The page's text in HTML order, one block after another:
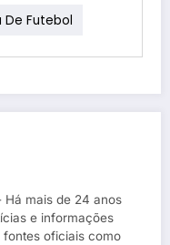
De Futebol
Há mais de 24 anos
e informações
oficiais como